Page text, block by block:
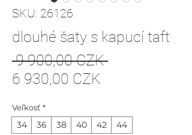
SKU: 26126
dlouhé šaty s kapucí taft
9 900,00 CZK Normálna
6 930,00 CZK
Veľkosť *
34 36 38 40 42 44